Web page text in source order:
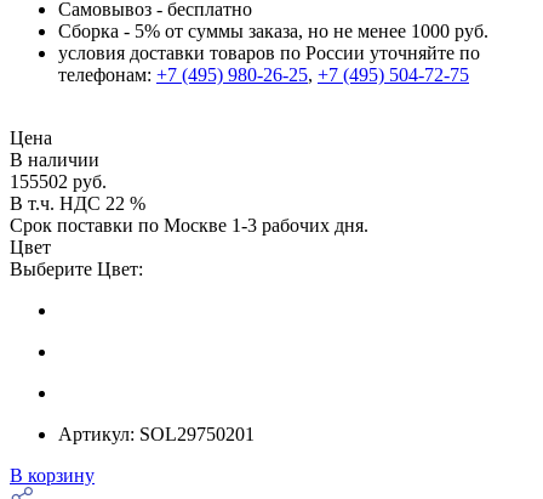
Самовывоз - бесплатно
Сборка - 5% от суммы заказа, но не менее 1000 руб.
условия доставки товаров по России уточняйте по
телефонам: +7 (495) 980-26-25, +7 (495) 504-72-75
Цена
В наличии
155502 руб.
В т.ч. НДС 22 %
Срок поставки по Москве 1-3 рабочих дня.
Цвет
Выберите Цвет:
Артикул: SOL29750201
В корзину